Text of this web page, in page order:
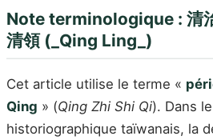
Note terminologique : 清
清領 (_Qing Ling_)
Cet article utilise le terme «
Qing » (Qing Zhi Shi Qi). Dans
historiographique taïwanais, la